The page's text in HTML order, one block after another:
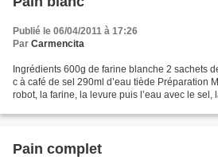
Publié le 06/04/2011 à 17:26
Par Carmencita
Ingrédients 600g de farine blanche 2 sachets
c à café de sel 290ml d’eau tiède Préparation
robot, la farine, la levure puis l’eau avec le sel,
Pain complet